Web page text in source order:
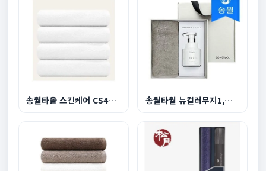
송월타올 스킨케어 CS40 업소용 수건 120g 면20수 송월타월 뉴컬러무지1,생활공작소 핸드워시250ml1